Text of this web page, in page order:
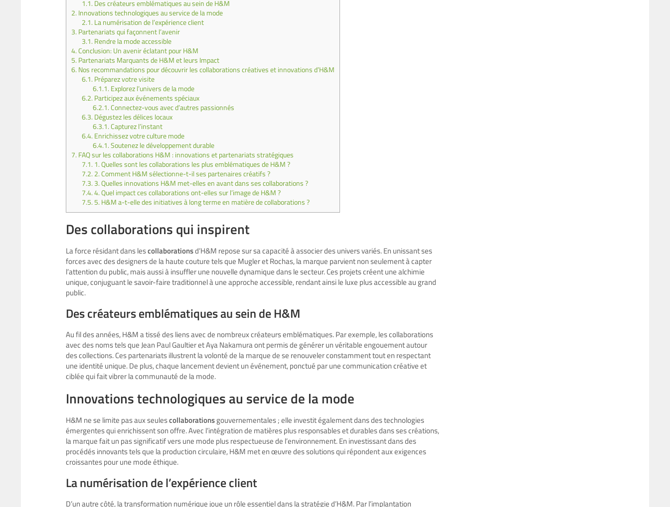
1.1. Des créateurs emblématiques au sein de H&M
2. Innovations technologiques au service de la mode
2.1. La numérisation de l’expérience client
3. Partenariats qui façonnent l’avenir
3.1. Rendre la mode accessible
4.Conclusion: Un avenir éclatant pour H&M
5. Partenariats Marquants de H&M et leurs Impact
6. Nos recommandations pour découvrir les collaborations créatives et innovations d’H&M
6.1. Préparez votre visite
6.1.1. Explorez l’univers de la mode
6.2. Participez aux événements spéciaux
6.2.1.Connectez-vous avec d’autres passionnés
6.3. Dégustez les délices locaux
6.3.1.Capturez l’instant
6.4. Enrichissez votre culture mode
6.4.1.Soutenez le développement durable
7. FAQ sur les collaborations H&M : innovations et partenariats stratégiques
7.1. 1. Quelles sont les collaborations les plus emblématiques de H&M ?
7.2. 2. Comment H&M sélectionne-t-il ses partenaires créatifs ?
7.3. 3. Quelles innovations H&M met-elles en avant dans ses collaborations ?
7.4.4. Quel impact ces collaborations ont-elles sur l’image de H&M ?
7.5. 5. H&M a-t-elle des initiatives à long terme en matière de collaborations ?
Des collaborations qui inspirent
La force résidant dans lescollaborationsd’H&M repose sur sa capacité à associer des univers variés. En unissant ses
forces avec des designers de la haute couture tels que Mugler et Rochas, la marque parvient non seulement à capter
l’attention du public, mais aussi à insuffler une nouvelle dynamique dans le secteur. Ces projets créent une alchimie
unique, conjuguant le savoir-faire traditionnel à une approche accessible, rendant ainsi le luxe plus accessible au grand
public.
Des créateurs emblématiques au sein de H&M
Au fil des années, H&M a tissé des liens avec de nombreux créateurs emblématiques. Par exemple, les collaborations
avec des noms tels que Jean Paul Gaultier et Aya Nakamura ont permis de générer un véritable engouement autour
des collections. Ces partenariats illustrent la volonté de la marque de se renouveler constamment tout en respectant
une identité unique. De plus, chaque lancement devient un événement, ponctué par une communication créative et
ciblée qui fait vibrer la communauté de la mode.
Innovations technologiques au service de la mode
H&M ne se limite pas aux seulescollaborationsgouvernementales ; elle investit également dans des technologies
émergentes qui enrichissent son offre. Avec l’intégration de matières plus responsables et durables dans ses créations,
la marque fait un pas significatif vers une mode plus respectueuse de l’environnement. En investissant dans des
procédés innovants tels que la production circulaire, H&M met en œuvre des solutions qui répondent aux exigences
croissantes pour une mode éthique.
La numérisation de l’expérience client
D’un autre côté, la transformation numérique joue un rôle essentiel dans la stratégie d’H&M. Par l’implantation